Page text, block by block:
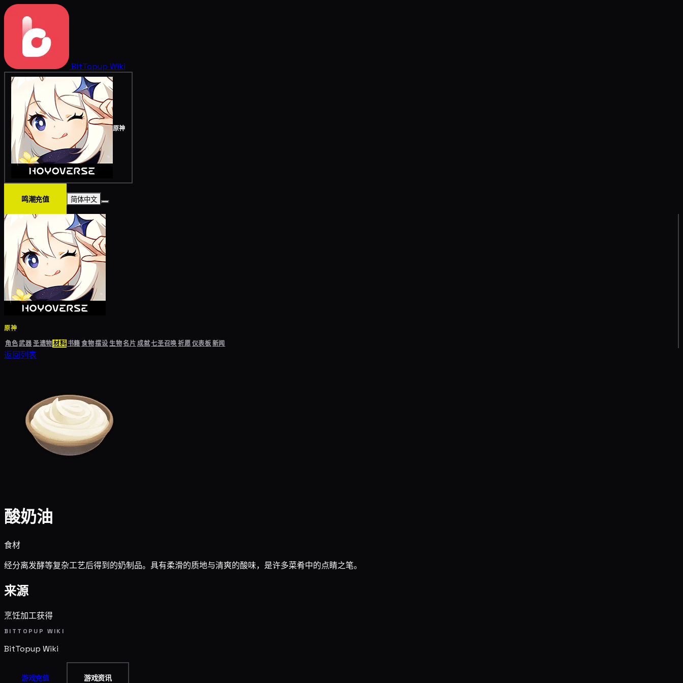
BitTopup Wiki
原神
鸣潮充值 简体中文
原神
角色武器圣遗物材料书籍食物摆设生物名片成就七圣召唤祈愿仪表板新闻
返回列表
酸奶油
食材
经分离发酵等复杂工艺后得到的奶制品。具有柔滑的质地与清爽的酸味，是许多菜肴中的点睛之笔。
来源
烹饪加工获得
BITTOPUP WIKI
BitTopup Wiki
游戏充值 游戏资讯